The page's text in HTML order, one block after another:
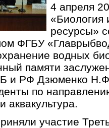
4 апреля
«Биология
ресурсы»
ФГБУ
водных
памяти
и РФ Дзюменко
по
участие